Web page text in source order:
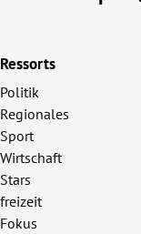
Ressorts
Politik
Regionales
Sport
Wirtschaft
Stars
freizeit
Fokus